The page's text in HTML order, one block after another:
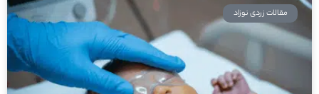
مقالات زردی نوزاد